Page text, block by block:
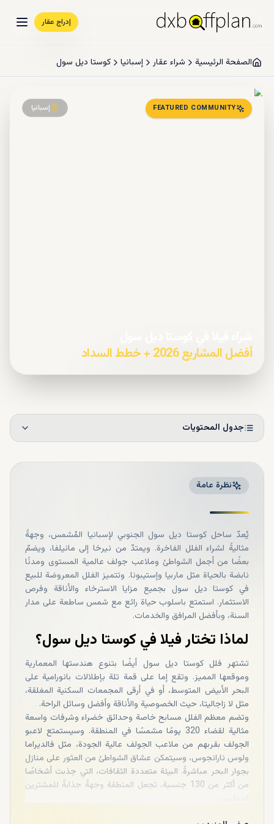
إدراج عقار
الصفحة الرئيسية شراء عقار إسبانيا كوستا ديل سول
FEATURED COMMUNITY إسبانيا
أفضل المشاريع 2026 + خطط السداد
جدول المحتويات
نظرة عامة
يُعدّ ساحل كوستا ديل سول الجنوبي لإسبانيا المُشمس، وجهةً
مثاليةً لشراء الفلل الفاخرة. ويمتدّ من نيرخا إلى مانيلفا، ويضمّ
بعضًا من أجمل الشواطئ وملاعب جولف عالمية المستوى ومدنًا
نابضة بالحياة مثل ماربيا وإستيبونا. وتتميز الفلل المعروضة للبيع
في كوستا ديل سول بجميع مزايا الاسترخاء والأناقة وفرص
الاستثمار. استمتع باسلوب حياة رائع مع شمس ساطعة على مدار
السنة، وبأفضل المرافق والخدمات.
لماذا تختار فيلا في كوستا ديل سول؟
تشتهر فلل كوستا ديل سول أيضًا بتنوع هندستها المعمارية
وموقعها المميز. وتقع إما على قمة تلة بإطلالات بانورامية على
البحر الأبيض المتوسط، أو في أرقى المجمعات السكنية المغلقة،
مثل لا زاجاليتا، حيث الخصوصية والأناقة وأفضل وسائل الراحة.
وتضم معظم الفلل مسابح خاصة وحدائق خضراء وشرفات واسعة
مثالية لقضاء 320 يومًا مشمسًا في المنطقة. وسيستمتع لاعبو
الجولف بقربهم من ملاعب الجولف عالية الجودة، مثل فالديراما
ولوس نارانجوس، وسيتمكن عشاق الشواطئ من العثور على منازل
بجوار البحر مباشرةً. البيئة متعددة الثقافات، التي جذبت أشخاصًا
من أكثر من 130 جنسية، تجعل المنطقة وجهةً جذابةً للمشترين